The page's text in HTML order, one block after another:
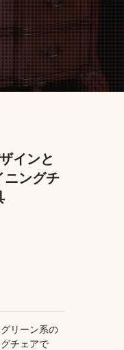
インと
ニングチ
リーン系の
チェアで